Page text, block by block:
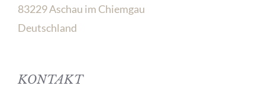
83229 Aschau im Chiemgau
Deutschland
KONTAKT